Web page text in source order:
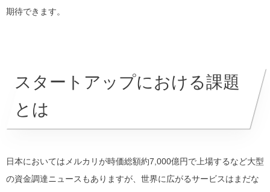
期待できます。
スタートアップにおける課題
とは
日本においてはメルカリが時価総額約7,000億円で上場するなど大型
の資金調達ニュースもありますが、世界に広がるサービスはまだな